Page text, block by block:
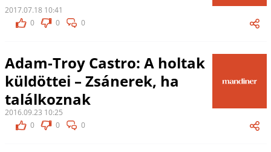
2017.07.18 10:41
0
0 0
Adam-Troy Castro: A holtak
küldöttei – Zsánerek, ha
találkoznak
2016.09.23 10:25
0
0 0